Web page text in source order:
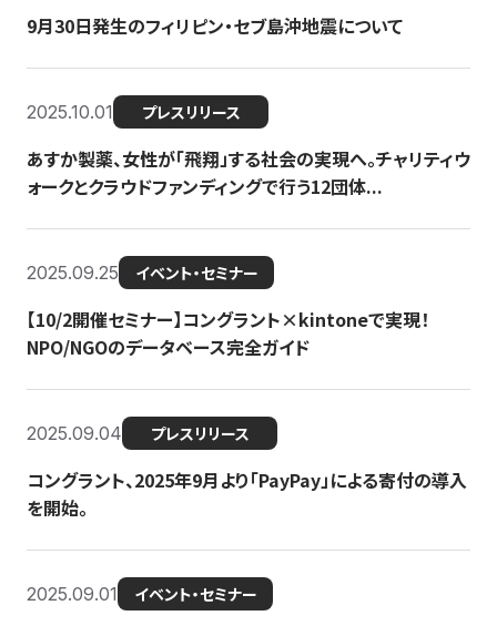
9月30日発生のフィリピン・セブ島沖地震について
2025.10.01 プレスリリース
あすか製薬、女性が「飛翔」する社会の実現へ。チャリティウ
ォークとクラウドファンディングで行う12団体...
2025.09.25 イベント・セミナー
【10/2開催セミナー】コングラント×kintoneで実現！
NPO/NGOのデータベース完全ガイド
2025.09.04 プレスリリース
コングラント、2025年9月より「PayPay」による寄付の導入
を開始。
2025.09.01 イベント・セミナー